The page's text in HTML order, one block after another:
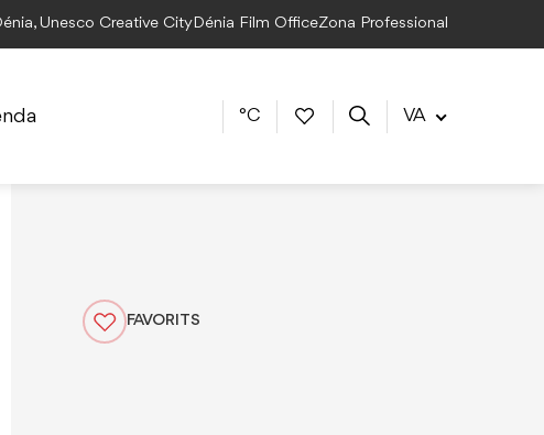
Unesco Creative CityDénia Film OfficeZona Professional
°C VA
FAVORITS